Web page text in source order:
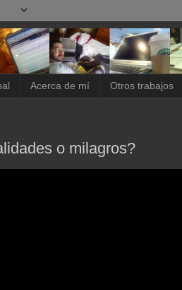
Acerca de mí Otros trabajos
o milagros?